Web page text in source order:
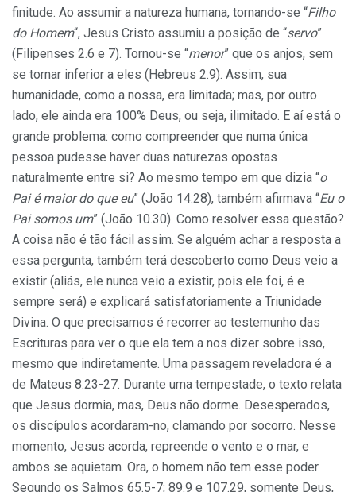
finitude. Ao assumir a natureza humana, tornando-se “Filho
do Homem“, Jesus Cristo assumiu a posição de “servo”
(Filipenses 2.6 e 7). Tornou-se “menor” que os anjos, sem
se tornar inferior a eles (Hebreus 2.9). Assim, sua
humanidade, como a nossa, era limitada; mas, por outro
lado, ele ainda era 100% Deus, ou seja, ilimitado. E aí está o
grande problema: como compreender que numa única
pessoa pudesse haver duas naturezas opostas
naturalmente entre si? Ao mesmo tempo em que dizia “o
Pai é maior do que eu” (João 14.28), também afirmava “Eu o
Pai somos um” (João 10.30). Como resolver essa questão?
A coisa não é tão fácil assim. Se alguém achar a resposta a
essa pergunta, também terá descoberto como Deus veio a
existir (aliás, ele nunca veio a existir, pois ele foi, é e
sempre será) e explicará satisfatoriamente a Triunidade
Divina. O que precisamos é recorrer ao testemunho das
Escrituras para ver o que ela tem a nos dizer sobre isso,
mesmo que indiretamente. Uma passagem reveladora é a
de Mateus 8.23-27. Durante uma tempestade, o texto relata
que Jesus dormia, mas, Deus não dorme. Desesperados,
os discípulos acordaram-no, clamando por socorro. Nesse
momento, Jesus acorda, repreende o vento e o mar, e
ambos se aquietam. Ora, o homem não tem esse poder.
Segundo os Salmos 65.5-7; 89.9 e 107.29, somente Deus,